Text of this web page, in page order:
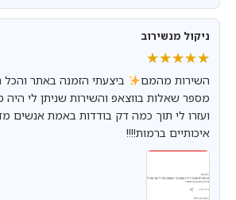
ניקול מנשירוב
★★★★★
★★★★★
השירות מהמם
ביצעתי הזמנה באתר
מספר שאלות בווצאפ והשירות שניתן לי
ועזרו לי תוך כמה דק בודדות באמת אנשים
איכותיים ברמות!!!!